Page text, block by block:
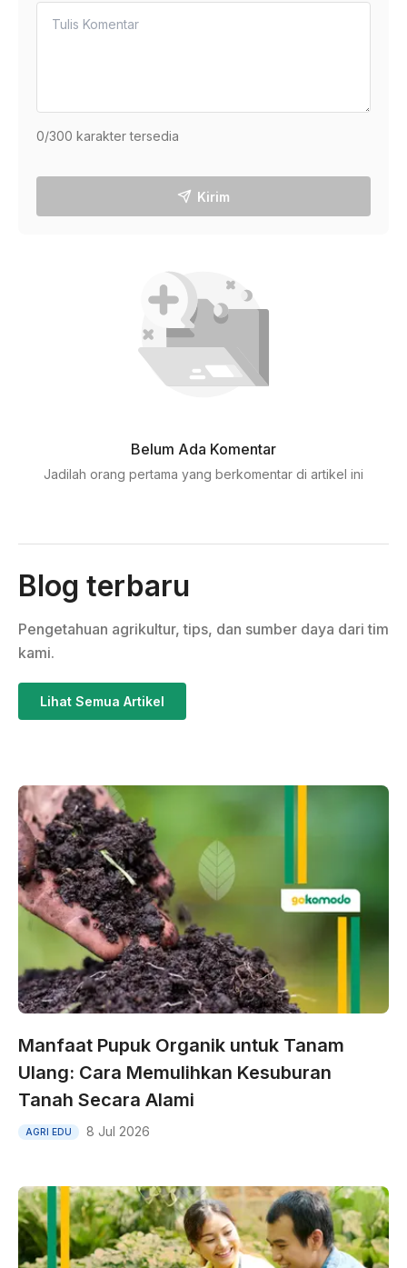
0/300 karakter tersedia
Kirim
Belum Ada Komentar
Jadilah orang pertama yang berkomentar di artikel ini
Blog terbaru
Pengetahuan agrikultur, tips, dan sumber daya dari tim
kami.
Lihat Semua Artikel
Manfaat Pupuk Organik untuk Tanam
Ulang: Cara Memulihkan Kesuburan
Tanah Secara Alami
AGRI EDU 8 Jul 2026